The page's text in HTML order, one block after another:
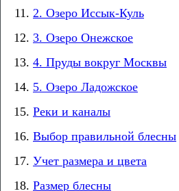
2. Озеро Иссык-Куль
3. Озеро Онежское
4. Пруды вокруг Москвы
5. Озеро Ладожское
Реки и каналы
Выбор правильной блесны
Учет размера и цвета
Размер блесны